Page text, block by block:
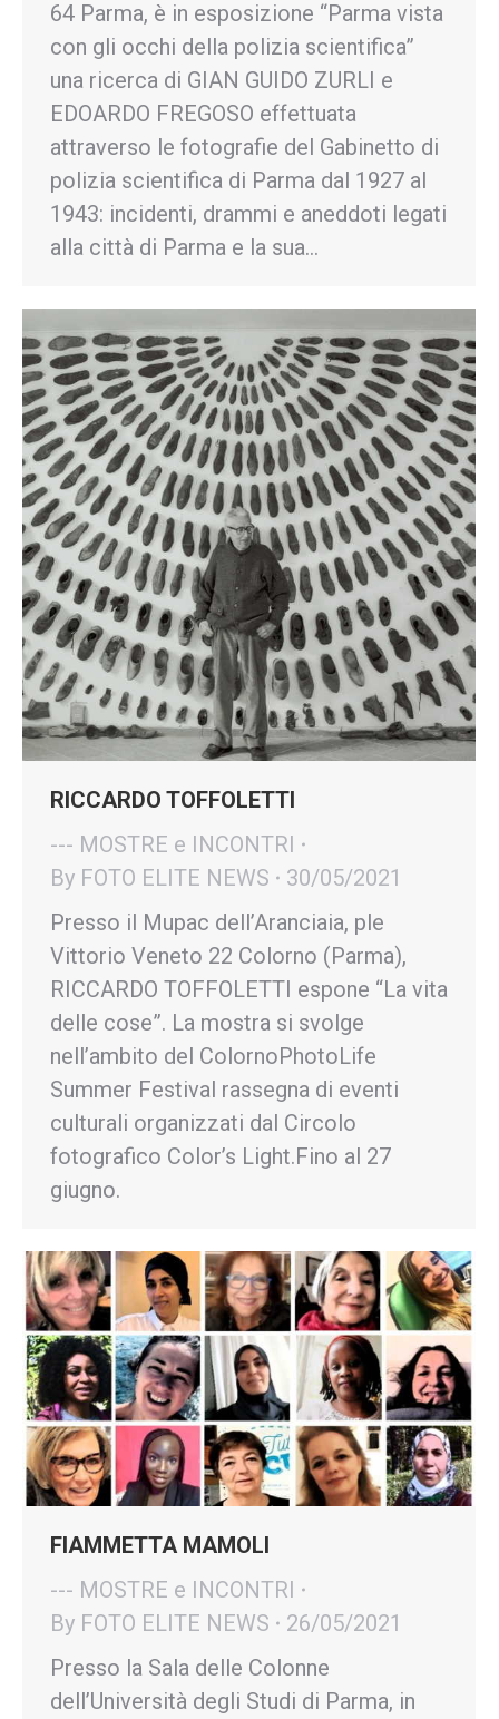
64 Parma, è in esposizione “Parma vista
con gli occhi della polizia scientifica”
una ricerca di GIAN GUIDO ZURLI e
EDOARDO FREGOSO effettuata
attraverso le fotografie del Gabinetto di
polizia scientifica di Parma dal 1927 al
1943: incidenti, drammi e aneddoti legati
alla città di Parma e la sua…
RICCARDO TOFFOLETTI
--- MOSTRE e INCONTRI
By FOTO ELITE NEWS
30/05/2021
Presso il Mupac dell’Aranciaia, ple
Vittorio Veneto 22 Colorno (Parma),
RICCARDO TOFFOLETTI espone “La vita
delle cose”. La mostra si svolge
nell’ambito del ColornoPhotoLife
Summer Festival rassegna di eventi
culturali organizzati dal Circolo
fotografico Color’s Light.Fino al 27
giugno.
FIAMMETTA MAMOLI
--- MOSTRE e INCONTRI
By FOTO ELITE NEWS
26/05/2021
Presso la Sala delle Colonne
dell’Università degli Studi di Parma, in